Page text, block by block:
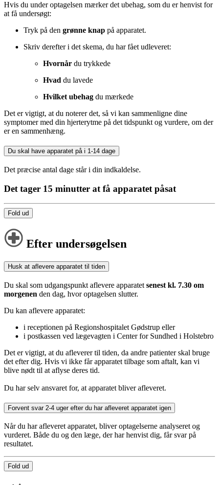
Hvis du under optagelsen mærker det ubehag, som du er henvist for
at få undersøgt:
Tryk på den grønne knap på apparatet.
Skriv derefter i det skema, du har fået udleveret:
Hvornår du trykkede
Hvad du lavede
Hvilket ubehag du mærkede
Det er vigtigt, at du noterer det, så vi kan sammenligne dine
symptomer med din hjerterytme på det tidspunkt og vurdere, om der
er en sammenhæng.
Du skal have apparatet på i 1-14 dage
Det præcise antal dage står i din indkaldelse.
Det tager 15 minutter at få apparatet påsat
Fold ud
Efter undersøgelsen
Husk at aflevere apparatet til tiden
Du skal som udgangspunkt aflevere apparatet senest kl. 7.30 om
morgenen den dag, hvor optagelsen slutter.
Du kan aflevere apparatet:
i receptionen på Regionshospitalet Gødstrup eller
i postkassen ved lægevagten i Center for Sundhed i Holstebro
Det er vigtigt, at du afleverer til tiden, da andre patienter skal bruge
det efter dig. Hvis vi ikke får apparatet tilbage som aftalt, kan vi
blive nødt til at aflyse deres tid.
Du har selv ansvaret for, at apparatet bliver afleveret.
Forvent svar 2-4 uger efter du har afleveret apparatet igen
Når du har afleveret apparatet, bliver optagelserne analyseret og
vurderet. Både du og den læge, der har henvist dig, får svar på
resultatet.
Fold ud